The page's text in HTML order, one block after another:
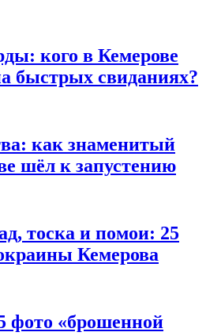
кого в Кемерове
быстрых свиданиях?
как знаменитый
шёл к запустению
тоска и помои: 25
Кемерова
фото «брошенной